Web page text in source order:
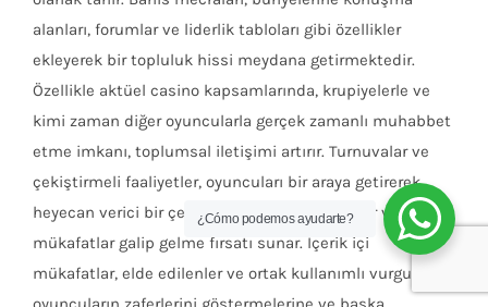
alanları, forumlar ve liderlik tabloları gibi özellikler
ekleyerek bir topluluk hissi meydana getirmektedir.
Özellikle aktüel casino kapsamlarında, krupiyelerle ve
kimi zaman diğer oyuncularla gerçek zamanlı muhabbet
etme imkanı, toplumsal iletişimi artırır. Turnuvalar ve
çekiştirmeli faaliyetler, oyuncuları bir araya getirerek
heyecan verici bir çekiştirmeli atmosfer sağlar ve önemli
mükafatlar galip gelme fırsatı sunar. İçerik içi
mükafatlar, elde edilenler ve ortak kullanımlı vurgular,
¿Cómo podemos ayudarte?